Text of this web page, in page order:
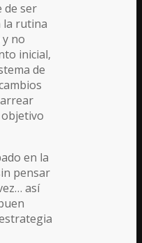
de ser
la rutina
no
inicial,
de
en la
pensar
así